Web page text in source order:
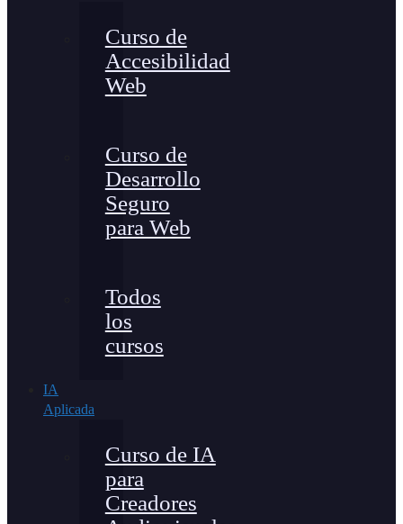
Curso de
Accesibilidad
Web
Curso de
Desarrollo
Seguro
para Web
Todos
los
cursos
IA
Aplicada
Curso de IA
para
Creadores